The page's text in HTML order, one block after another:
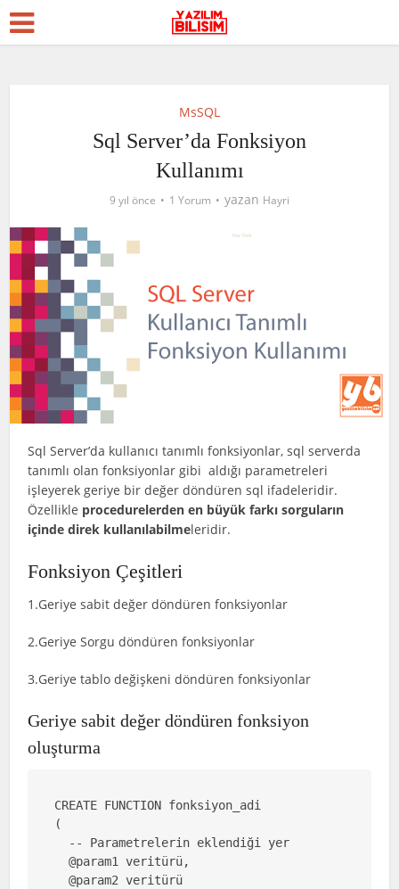
MsSQL
Sql Server’da Fonksiyon
Kullanımı
9 yıl önce 1 Yorum yazan Hayri
Sql Server’da kullanıcı tanımlı fonksiyonlar, sql serverda
tanımlı olan fonksiyonlar gibi aldığı parametreleri
işleyerek geriye bir değer döndüren sql ifadeleridir.
Özellikle procedurelerden en büyük farkı sorguların
içinde direk kullanılabilmeleridir.
Fonksiyon Çeşitleri
1.Geriye sabit değer döndüren fonksiyonlar
2.Geriye Sorgu döndüren fonksiyonlar
3.Geriye tablo değişkeni döndüren fonksiyonlar
Geriye sabit değer döndüren fonksiyon
oluşturma
CREATE FUNCTION fonksiyon_adi
(
-- Parametrelerin eklendiği yer
@param1 veritürü,
@param2 veritürü